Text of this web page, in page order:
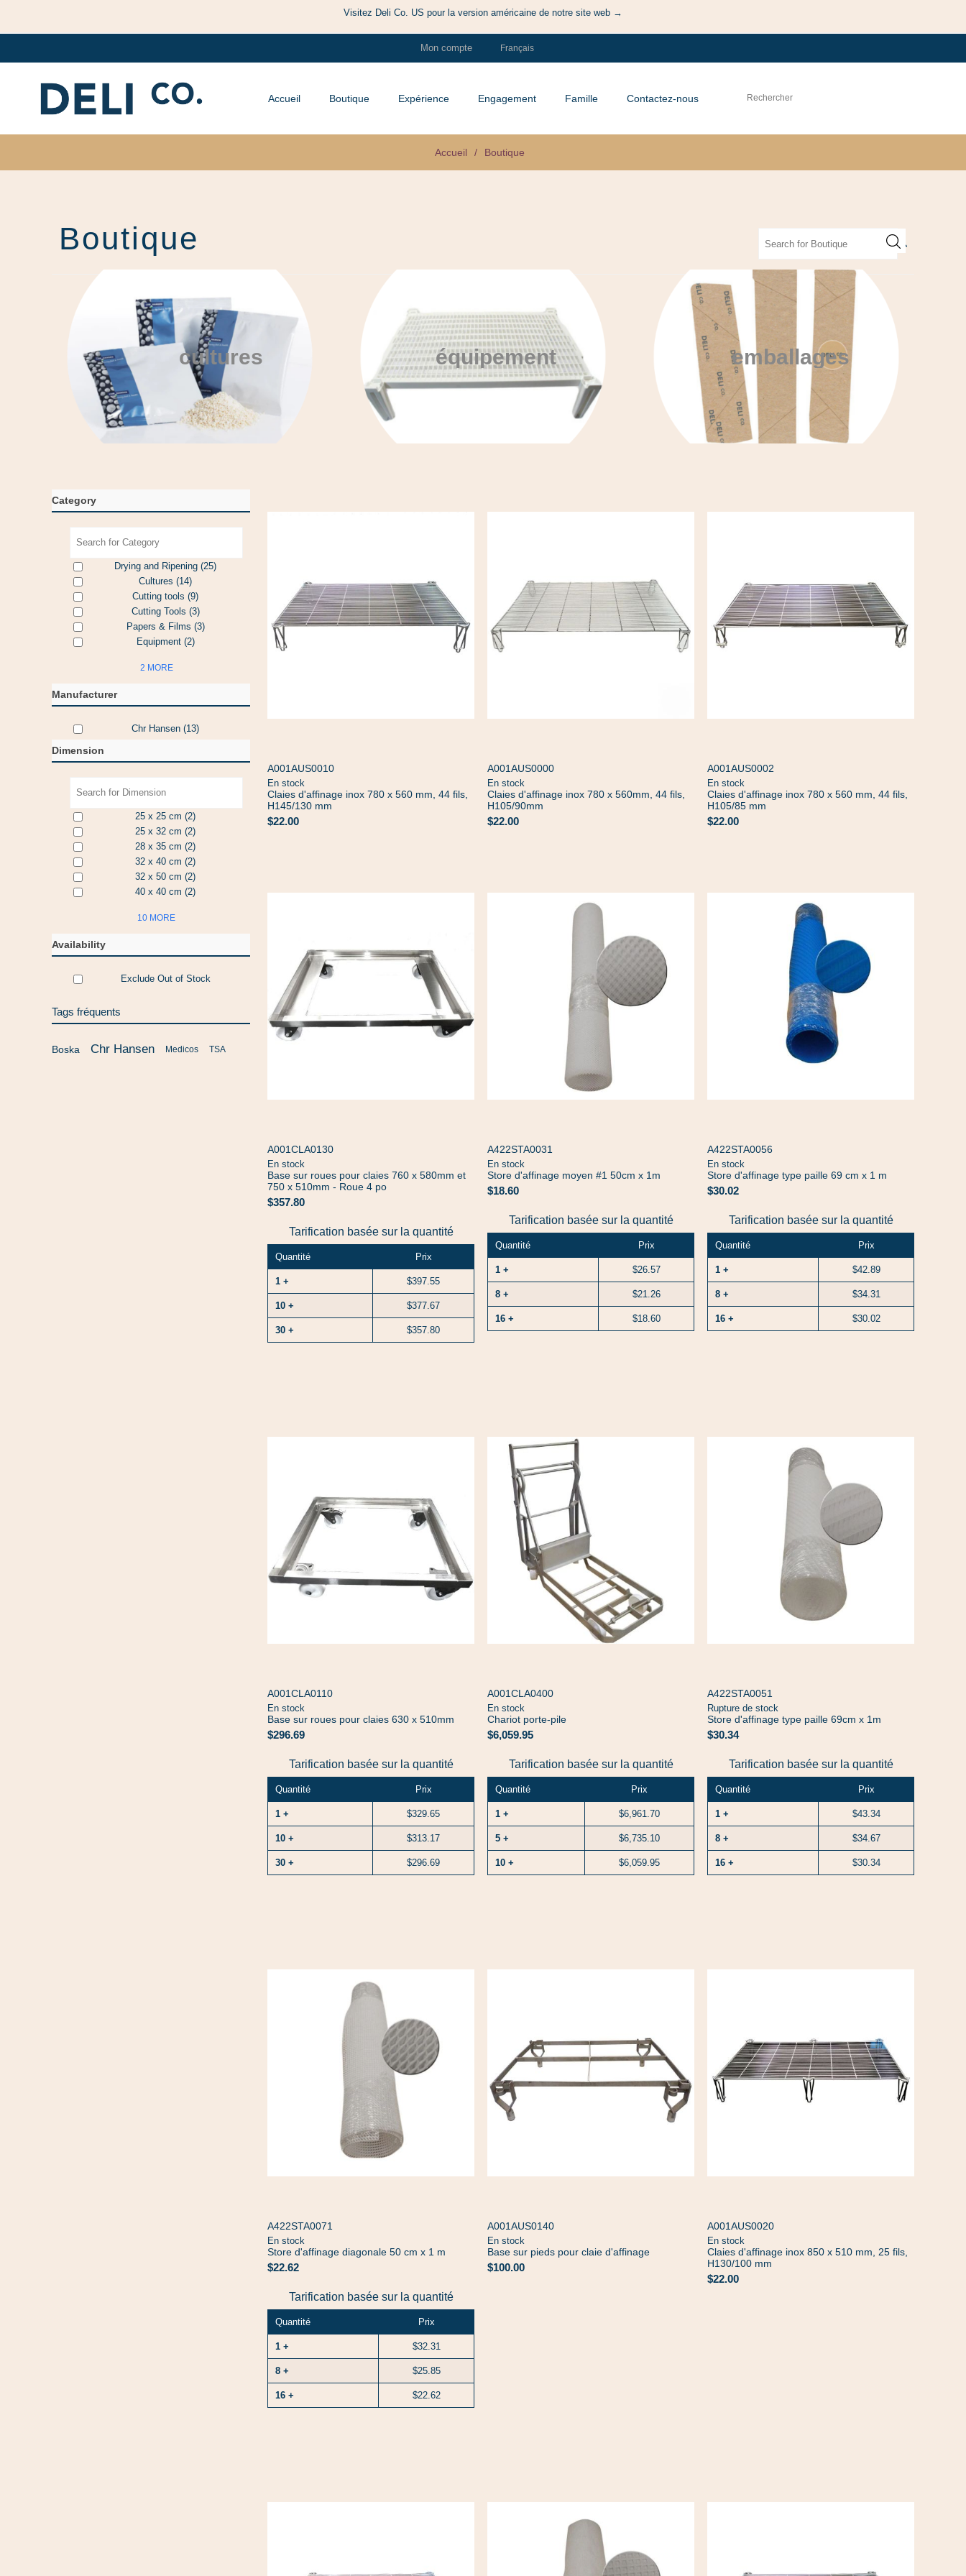
Visitez Deli Co. US pour la version américaine de notre site web →
Mon compte
Accueil Boutique Expérience Engagement Famille Contactez-nous
Accueil / Boutique
cultures équipement emballages
Boutique
A001AUS0010
En stock
Claies d'affinage inox 780 x 560 mm, 44 fils,
H145/130 mm
$22.00
A001AUS0000
En stock
Claies d'affinage inox 780 x 560mm, 44 fils,
H105/90mm
$22.00
A001AUS0002
En stock
Claies d'affinage inox 780 x 560 mm, 44 fils,
H105/85 mm
$22.00
A001CLA0130
En stock
Base sur roues pour claies 760 x 580mm et
750 x 510mm - Roue 4 po
$357.80
Tarification basée sur la quantité
Quantité Prix
1 + $397.55
10 + $377.67
30 + $357.80
A422STA0031
En stock
Store d'affinage moyen #1 50cm x 1m
$18.60
Tarification basée sur la quantité
Quantité Prix
1 + $26.57
8 + $21.26
16 + $18.60
A422STA0056
En stock
Store d'affinage type paille 69 cm x 1 m
$30.02
Tarification basée sur la quantité
Quantité Prix
1 + $42.89
8 + $34.31
16 + $30.02
A001CLA0110
En stock
Base sur roues pour claies 630 x 510mm
$296.69
Tarification basée sur la quantité
Quantité Prix
1 + $329.65
10 + $313.17
30 + $296.69
A001CLA0400
En stock
Chariot porte-pile
$6,059.95
Tarification basée sur la quantité
Quantité Prix
1 + $6,961.70
5 + $6,735.10
10 + $6,059.95
A422STA0051
Rupture de stock
Store d'affinage type paille 69cm x 1m
$30.34
Tarification basée sur la quantité
Quantité Prix
1 + $43.34
8 + $34.67
16 + $30.34
A422STA0071
En stock
Store d'affinage diagonale 50 cm x 1 m
$22.62
Tarification basée sur la quantité
Quantité Prix
1 + $32.31
8 + $25.85
16 + $22.62
A001AUS0140
En stock
Base sur pieds pour claie d'affinage
$100.00
A001AUS0020
En stock
Claies d'affinage inox 850 x 510 mm, 25 fils,
H130/100 mm
$22.00
Category
Drying and Ripening (25)
Cultures (14)
Cutting tools (9)
Cutting Tools (3)
Papers & Films (3)
Equipment (2)
2 MORE
Manufacturer
Chr Hansen (13)
Dimension
25 x 25 cm (2)
25 x 32 cm (2)
28 x 35 cm (2)
32 x 40 cm (2)
32 x 50 cm (2)
40 x 40 cm (2)
10 MORE
Availability
Exclude Out of Stock
Tags fréquents
Boska Chr Hansen Medicos TSA